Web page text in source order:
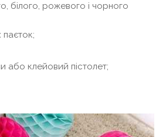
білого, рожевого і чорного
паєток;
або клейовий пістолет;